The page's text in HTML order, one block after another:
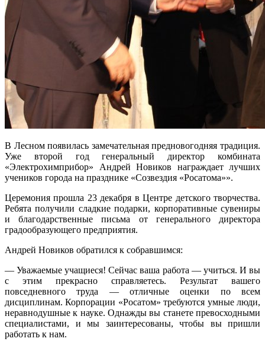
В Лесном появилась замечательная предновогодняя традиция.
Уже второй год генеральный директор комбината
«Электрохимприбор» Андрей Новиков награждает лучших
учеников города на празднике «Созвездия «Росатома»».
Церемония прошла 23 декабря в Центре детского творчества.
Ребята получили сладкие подарки, корпоративные сувениры
и благодарственные письма от генерального директора
градообразующего предприятия.
Андрей Новиков обратился к собравшимся:
— Уважаемые учащиеся! Сейчас ваша работа — учиться. И вы
с этим прекрасно справляетесь. Результат вашего
повседневного труда — отличные оценки по всем
дисциплинам. Корпорации «Росатом» требуются умные люди,
неравнодушные к науке. Однажды вы станете превосходными
специалистами, и мы заинтересованы, чтобы вы пришли
работать к нам.